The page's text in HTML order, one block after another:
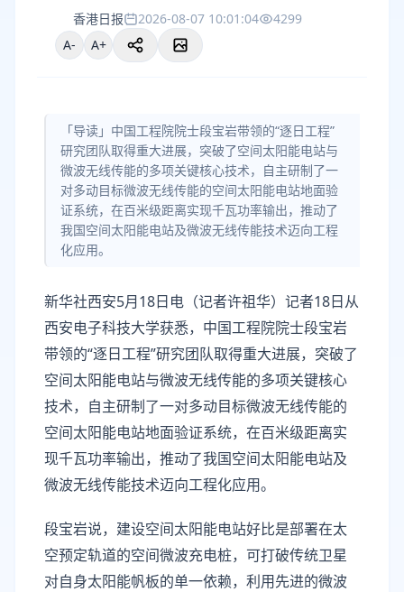
香港日报 2026-08-07 10:01:04
4299
A-
A+
「导读」中国工程院院士段宝岩带领的“逐日工程”
研究团队取得重大进展，突破了空间太阳能电站与
微波无线传能的多项关键核心技术，自主研制了一
对多动目标微波无线传能的空间太阳能电站地面验
证系统，在百米级距离实现千瓦功率输出，推动了
我国空间太阳能电站及微波无线传能技术迈向工程
化应用。
新华社西安5月18日电（记者许祖华）记者18日从
西安电子科技大学获悉，中国工程院院士段宝岩
带领的“逐日工程”研究团队取得重大进展，突破了
空间太阳能电站与微波无线传能的多项关键核心
技术，自主研制了一对多动目标微波无线传能的
空间太阳能电站地面验证系统，在百米级距离实
现千瓦功率输出，推动了我国空间太阳能电站及
微波无线传能技术迈向工程化应用。
段宝岩说，建设空间太阳能电站好比是部署在太
空预定轨道的空间微波充电桩，可打破传统卫星
对自身太阳能帆板的单一依赖，利用先进的微波